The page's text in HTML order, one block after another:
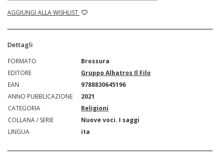
AGGIUNGI ALLA WISHLIST
Dettagli
FORMATO
Brossura
EDITORE
Gruppo Albatros Il Filo
EAN
9788830645196
ANNO PUBBLICAZIONE
2021
CATEGORIA
Religioni
COLLANA / SERIE
Nuove voci. I saggi
LINGUA
ita